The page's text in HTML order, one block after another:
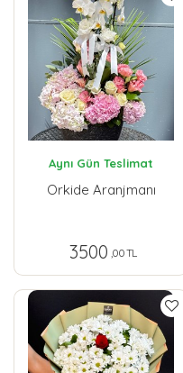
Aynı Gün Teslimat
Orkide Aranjmanı
3500 ,00 TL